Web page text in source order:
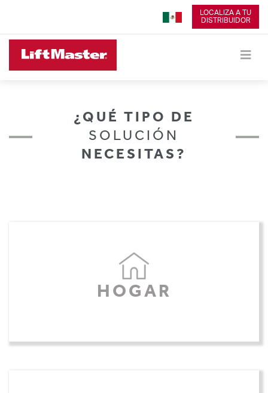
LOCALIZA A TU
DISTRIBUIDOR
¿QUÉ TIPO DE
SOLUCIÓN
NECESITAS?
HOGAR